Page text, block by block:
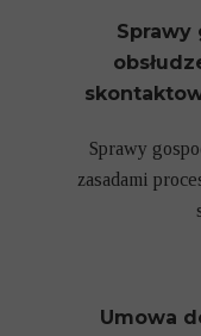
Sprawy
Sprawy
zasadami
Umowa